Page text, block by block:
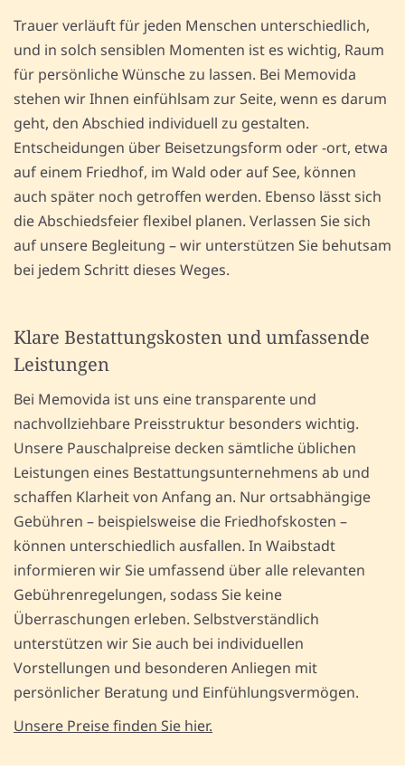
Trauer verläuft für jeden Menschen unterschiedlich,
und in solch sensiblen Momenten ist es wichtig, Raum
für persönliche Wünsche zu lassen. Bei Memovida
stehen wir Ihnen einfühlsam zur Seite, wenn es darum
geht, den Abschied individuell zu gestalten.
Entscheidungen über Beisetzungsform oder -ort, etwa
auf einem Friedhof, im Wald oder auf See, können
auch später noch getroffen werden. Ebenso lässt sich
die Abschiedsfeier flexibel planen. Verlassen Sie sich
auf unsere Begleitung – wir unterstützen Sie behutsam
bei jedem Schritt dieses Weges.
Klare Bestattungskosten und umfassende
Leistungen
Bei Memovida ist uns eine transparente und
nachvollziehbare Preisstruktur besonders wichtig.
Unsere Pauschalpreise decken sämtliche üblichen
Leistungen eines Bestattungsunternehmens ab und
schaffen Klarheit von Anfang an. Nur ortsabhängige
Gebühren – beispielsweise die Friedhofskosten –
können unterschiedlich ausfallen. In Waibstadt
informieren wir Sie umfassend über alle relevanten
Gebührenregelungen, sodass Sie keine
Überraschungen erleben. Selbstverständlich
unterstützen wir Sie auch bei individuellen
Vorstellungen und besonderen Anliegen mit
persönlicher Beratung und Einfühlungsvermögen.
Unsere Preise finden Sie hier.